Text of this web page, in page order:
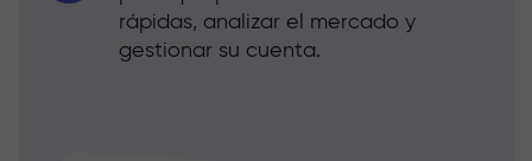
rápidas, analizar el mercado y
gestionar su cuenta.